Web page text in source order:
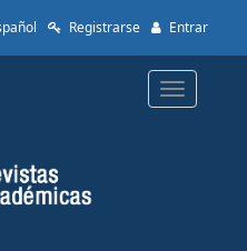
Registrarse Entrar
Toggle